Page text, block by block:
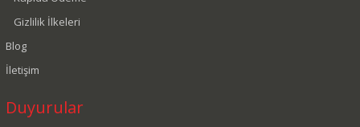
Gizlilik İlkeleri
Blog
İletişim
Duyurular